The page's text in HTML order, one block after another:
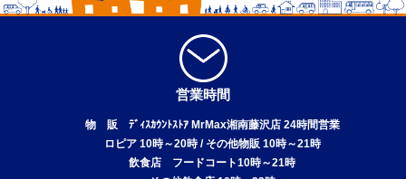
営業時間
物 販 ﾃﾞｨｽｶｳﾝﾄｽﾄｱ MrMax湘南藤沢店 24時間営業
ロピア 10時～20時 / その他物販 10時～21時
飲食店 フードコート10時～21時